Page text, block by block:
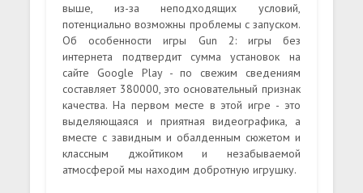
выше, из-за неподходящих условий,
потенциально возможны проблемы с запуском.
Об особенности игры Gun 2: игры без
интернета подтвердит сумма установок на
сайте Google Play - по свежим сведениям
составляет 380000, это основательный признак
качества. На первом месте в этой игре - это
выделяющаяся и приятная видеографика, а
вместе с завидным и обалденным сюжетом и
классным джойтиком и незабываемой
атмосферой мы находим добротную игрушку.